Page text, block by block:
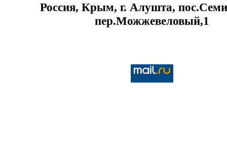
Россия, Крым, г. Алушта,
пер.Можжевеловый,1